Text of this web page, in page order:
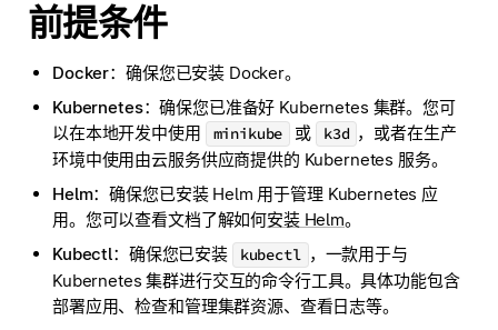
前提条件
Docker：确保您已安装 Docker。
Kubernetes：确保您已准备好 Kubernetes 集群。您可
以在本地开发中使用
minikube 或 k3d ，或者在生产
环境中使用由云服务供应商提供的 Kubernetes 服务。
Helm：确保您已安装 Helm 用于管理 Kubernetes 应
用。您可以查看文档了解如何安装 Helm。
Kubectl：确保您已安装 kubectl ，一款用于与
Kubernetes 集群进行交互的命令行工具。具体功能包含
部署应用、检查和管理集群资源、查看日志等。